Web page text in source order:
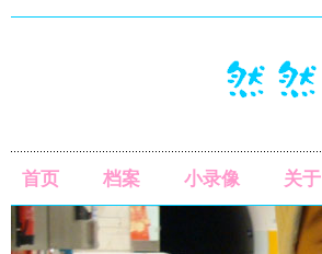
首页 档案 小录像 关于